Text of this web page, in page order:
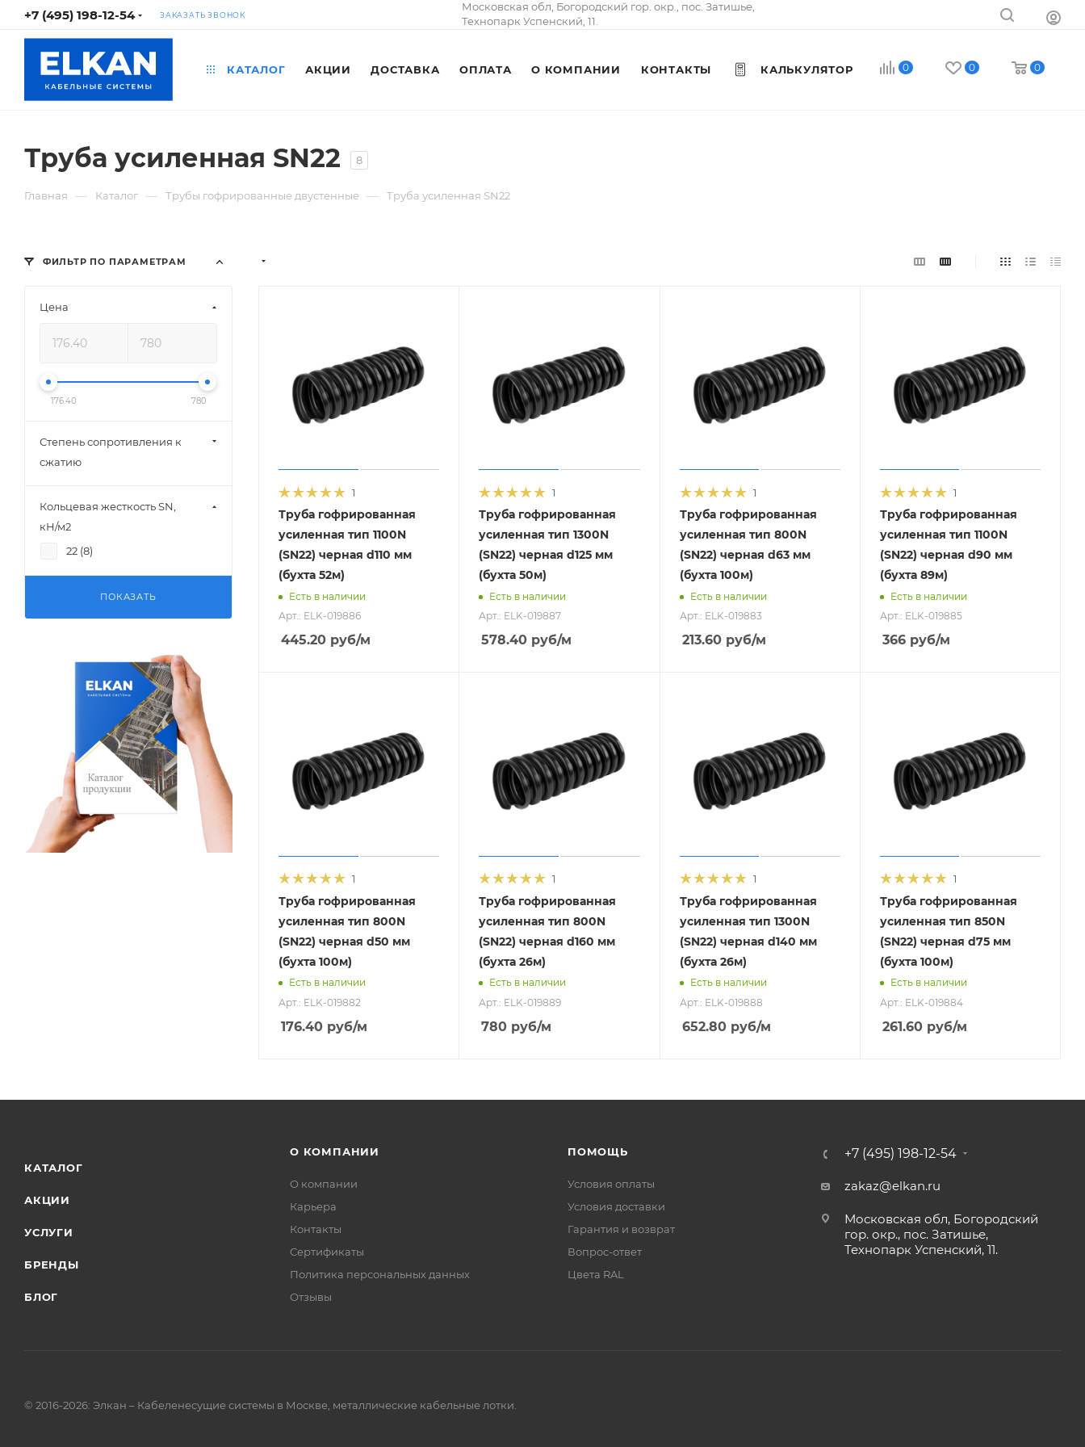
+7 (495) 198-12-54 ЗАКАЗАТЬ ЗВОНОК
Московская обл, Богородский гор. окр., пос. Затишье,
Технопарк Успенский, 11.
0 0 0
КАТАЛОГ АКЦИИ ДОСТАВКА ОПЛАТА О КОМПАНИИ КОНТАКТЫ КАЛЬКУЛЯТОР
Труба усиленная SN22 8
Главная — Каталог — Трубы гофрированные двустенные — Труба усиленная SN22
1
Труба гофрированная
усиленная тип 1100N
(SN22) черная d110 мм
(бухта 52м)
Есть в наличии
Арт.: ELK-019886
445.20 руб/м
1
Труба гофрированная
усиленная тип 1300N
(SN22) черная d125 мм
(бухта 50м)
Есть в наличии
Арт.: ELK-019887
578.40 руб/м
1
Труба гофрированная
усиленная тип 800N
(SN22) черная d63 мм
(бухта 100м)
Есть в наличии
Арт.: ELK-019883
213.60руб/м
1
Труба гофрированная
усиленная тип 1100N
(SN22) черная d90 мм
(бухта 89м)
Есть в наличии
Арт.: ELK-019885
366руб/м
1
Труба гофрированная
усиленная тип 800N
(SN22) черная d50 мм
(бухта 100м)
Есть в наличии
Арт.: ELK-019882
176.40 руб/м
1
Труба гофрированная
усиленная тип 800N
(SN22) черная d160 мм
(бухта 26м)
Есть в наличии
Арт.: ELK-019889
780 руб/м
1
Труба гофрированная
усиленная тип 1300N
(SN22) черная d140 мм
(бухта 26м)
Есть в наличии
Арт.: ELK-019888
652.80руб/м
1
Труба гофрированная
усиленная тип 850N
(SN22) черная d75 мм
(бухта 100м)
Есть в наличии
Арт.: ELK-019884
261.60руб/м
ФИЛЬТР ПО ПАРАМЕТРАМ
Цена
176.40 780
Степень сопротивления к
сжатию
Кольцевая жесткость SN,
кН/м2
22 (8)
ПОКАЗАТЬ
КАТАЛОГ
АКЦИИ
УСЛУГИ
БРЕНДЫ
БЛОГ
О КОМПАНИИ
О компании
Карьера
Контакты
Сертификаты
Политика персональных данных
Отзывы
ПОМОЩЬ
Условия оплаты
Условия доставки
Гарантия и возврат
Вопрос-ответ
Цвета RAL
+7 (495) 198-12-54
zakaz@elkan.ru
Московская обл, Богородский
гор. окр., пос. Затишье,
Технопарк Успенский, 11.
© 2016-2026: Элкан – Кабеленесущие системы в Москве, металлические кабельные лотки.